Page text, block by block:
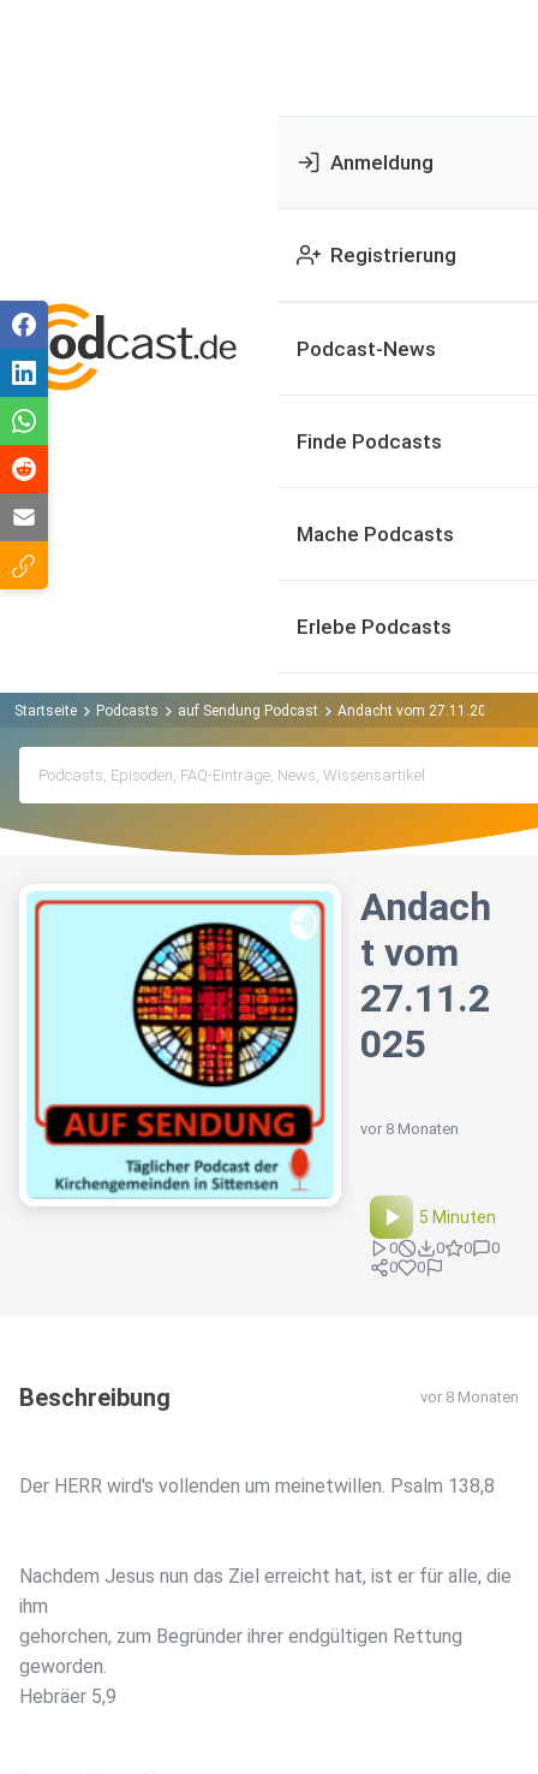
Anmeldung
Registrierung
Podcast-News
Finde Podcasts
Mache Podcasts
Erlebe Podcasts
Startseite Podcasts auf Sendung Podcast Andacht vom 27.11.2025
Andach
t vom
27.11.2
025
vor 8 Monaten
5 Minuten
0 0 0
0
0
0
Beschreibung vor 8 Monaten
Der HERR wird's vollenden um meinetwillen. Psalm 138,8
Nachdem Jesus nun das Ziel erreicht hat, ist er für alle, die
ihm
gehorchen, zum Begründer ihrer endgültigen Rettung
geworden.
Hebräer 5,9